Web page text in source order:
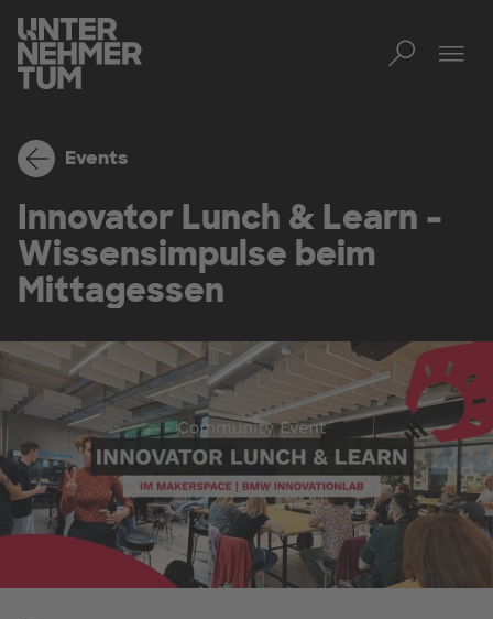
Events
Innovator Lunch & Learn –
Wissensimpulse beim
Mittagessen